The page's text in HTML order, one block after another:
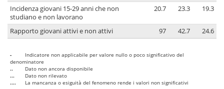
Incidenza giovani 15-29 anni che non
studiano e non lavorano
20.7 23.3 19.3
Rapporto giovani attivi e non attivi 97 42.7 24.6
-
Indicatore non applicabile per valore nullo o poco significativo del
denominatore
..
Dato non ancora disponibile
...
Dato non rilevato
....
La mancanza o esiguità del fenomeno rende i valori non significativi